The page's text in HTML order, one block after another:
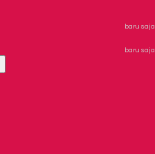
baru saja
baru saja